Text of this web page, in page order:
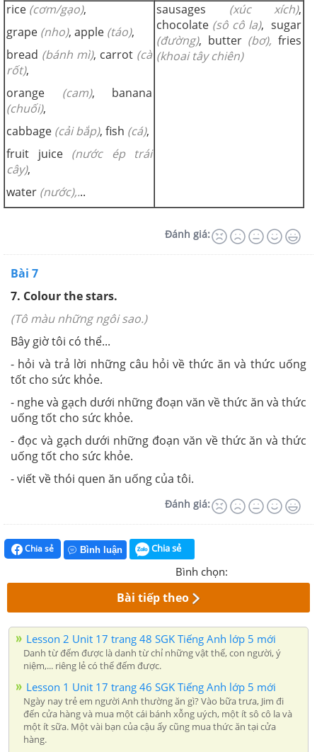
rice (cơm/gạo),
grape (nho), apple (táo),
bread (bánh mì), carrot (cà
rốt),
orange (cam), banana
(chuối),
cabbage (cải bắp), fish (cá),
fruit juice (nước ép trái
cây),
water (nước),...
sausages (xúc xích),
chocolate (sô cô la), sugar
(đường), butter (bơ), fries
(khoai tây chiên)
Đánh giá:
Bài 7
7. Colour the stars.
(Tô màu những ngôi sao.)
Bây giờ tôi có thể...
- hỏi và trả lời những câu hỏi về thức ăn và thức uống
tốt cho sức khỏe.
- nghe và gạch dưới những đoạn văn về thức ăn và thức
uống tốt cho sức khỏe.
- đọc và gạch dưới những đoạn văn về thức ăn và thức
uống tốt cho sức khỏe.
- viết về thói quen ăn uống của tôi.
Đánh giá:
Chia sẻ Bình luận Chia sẻ
Bình chọn:
Bài tiếp theo
Lesson 2 Unit 17 trang 48 SGK Tiếng Anh lớp 5 mới
Danh từ đếm được là danh từ chỉ những vật thể, con người, ý
niệm,... riêng lẻ có thể đếm được.
Lesson 1 Unit 17 trang 46 SGK Tiếng Anh lớp 5 mới
Ngày nay trẻ em người Anh thường ăn gì? Vào bữa trưa, Jim đi
đến cửa hàng và mua một cái bánh xỗng uých, một ít sô cô la và
một ít sữa. Một vài bạn của cậu ấy cũng mua thức ăn tại cửa
hàng.